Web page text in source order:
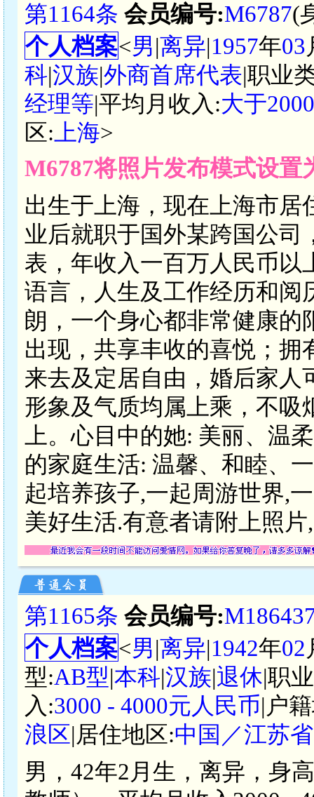
第1164条 会员编号:M6787(
个人档案<男|离异|1957年03
科|汉族|外商首席代表|职业
经理等|平均月收入:大于
区: 上海>
M6787将照片发布模式设置
出生于上海，现在上海市居
业后就职于国外某跨国公司
表，年收入一百万人民币以
语言，人生及工作经历和阅
朗，一个身心都非常健康
出现，共享丰收的喜悦；
来去及定居自由，婚后家人
形象及气质均属上乘，不吸
上。心目中的她: 美丽、温
的家庭生活: 温馨、和睦、
起培养孩子,一起周游世界,
美好生活.有意者请附上照片
第1165条 会员编号:
个人档案<男|离异|1942年02
型:AB型|本科|汉族|退休|职
入:3000 - 4000元人民币|户
浪区|居住地区:中国／江苏
男，42年2月生，离异，身